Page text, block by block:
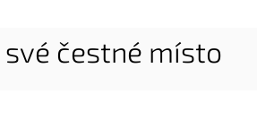
čestné místo